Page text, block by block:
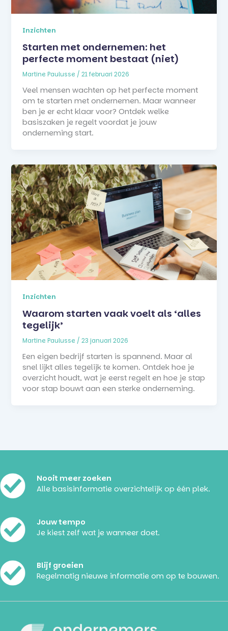
Inzichten
Starten met ondernemen: het
perfecte moment bestaat (niet)
Martine Paulusse /21 februari 2026
Veel mensen wachten op het perfecte moment
om te starten met ondernemen. Maar wanneer
ben je er echt klaar voor? Ontdek welke
basiszaken je regelt voordat je jouw
onderneming start.
Inzichten
Waarom starten vaak voelt als ‘alles
tegelijk’
Martine Paulusse /23 januari 2026
Een eigen bedrijf starten is spannend. Maar al
snel lijkt alles tegelijk te komen. Ontdek hoe je
overzicht houdt, wat je eerst regelt en hoe je stap
voor stap bouwt aan een sterke onderneming.
Nooit meer zoeken
Alle basisinformatie overzichtelijk op één plek.
Jouw tempo
Je kiest zelf wat je wanneer doet.
Blijf groeien
Regelmatig nieuwe informatie om op te bouwen.